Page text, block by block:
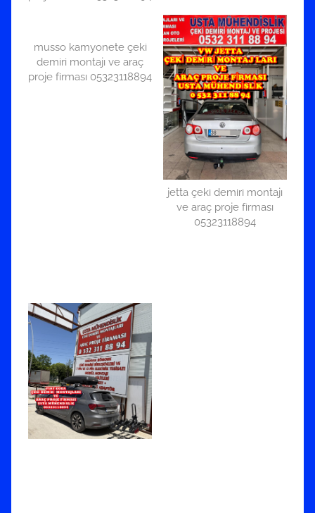
musso kamyonete çeki
demiri montajı ve araç
proje firması 05323118894
jetta çeki demiri montajı
ve araç proje firması
05323118894